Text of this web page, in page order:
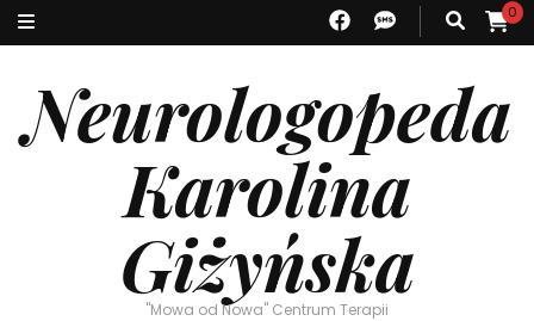
0
Neurologopeda
Karolina
Giżyńska
"Mowa od Nowa" Centrum Terapii